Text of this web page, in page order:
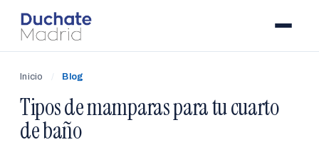
Inicio / Blog
Tipos de mamparas para tu cuarto
de baño